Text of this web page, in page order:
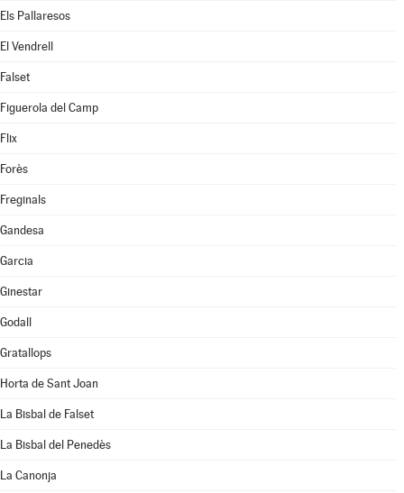
Els Pallaresos
El Vendrell
Falset
Figuerola del Camp
Flix
Forès
Freginals
Gandesa
Garcia
Ginestar
Godall
Gratallops
Horta de Sant Joan
La Bisbal de Falset
La Bisbal del Penedès
La Canonja